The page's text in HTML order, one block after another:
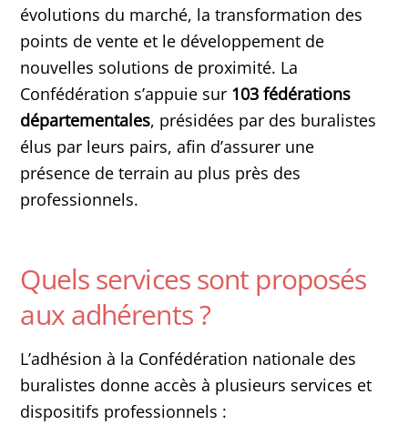
évolutions du marché, la transformation des
points de vente et le développement de
nouvelles solutions de proximité. La
Confédération s’appuie sur 103 fédérations
départementales, présidées par des buralistes
élus par leurs pairs, afin d’assurer une
présence de terrain au plus près des
professionnels.
Quels services sont proposés
aux adhérents ?
L’adhésion à la Confédération nationale des
buralistes donne accès à plusieurs services et
dispositifs professionnels :